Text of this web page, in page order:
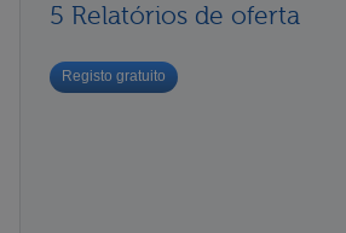
5 Relatórios de oferta
Registo gratuito